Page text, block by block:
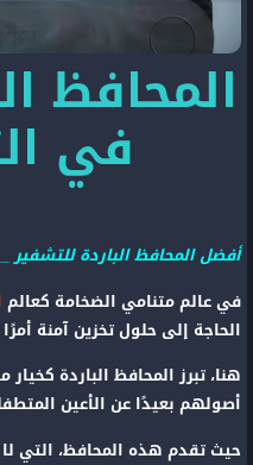
المحافظ
في
أفضل المحافظ الباردة للتشفير _
في عالم متنامي الضخامة كعالم
الحاجة إلى حلول تخزين آمنة
هنا، تبرز المحافظ الباردة
أصولهم بعيدًا عن الأعين
حيث تقدم هذه المحافظ، التي لا